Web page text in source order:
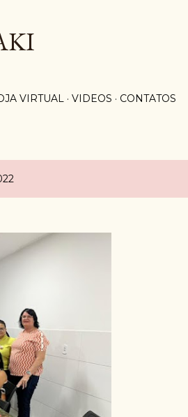
VIRTUAL VIDEOS CONTATOS